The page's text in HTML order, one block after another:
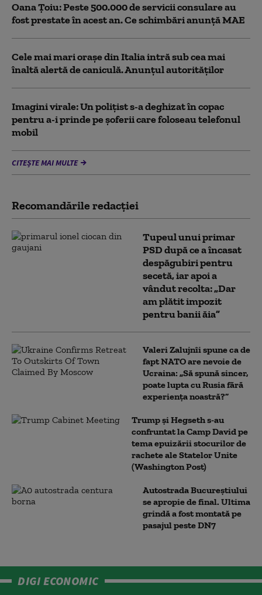
Oana Țoiu: Peste 500.000 de servicii consulare au
fost prestate în acest an. Ce schimbări anunță MAE
Cele mai mari orașe din Italia intră sub cea mai
înaltă alertă de caniculă. Anunțul autorităților
Imagini virale: Un polițist s-a deghizat în copac
pentru a-i prinde pe șoferii care foloseau telefonul
mobil
CITEȘTE MAI MULTE
Recomandările redacţiei
Tupeul unui primar
PSD după ce a încasat
despăgubiri pentru
secetă, iar apoi a
vândut recolta: „Dar
am plătit impozit
pentru banii ăia”
Valeri Zalujnîi spune ca de
fapt NATO are nevoie de
Ucraina: „Să spună sincer,
poate lupta cu Rusia fără
experiența noastră?”
Trump şi Hegseth s-au
confruntat la Camp David pe
tema epuizării stocurilor de
rachete ale Statelor Unite
(Washington Post)
Autostrada Bucureștiului
se apropie de final. Ultima
grindă a fost montată pe
pasajul peste DN7
DIGI ECONOMIC